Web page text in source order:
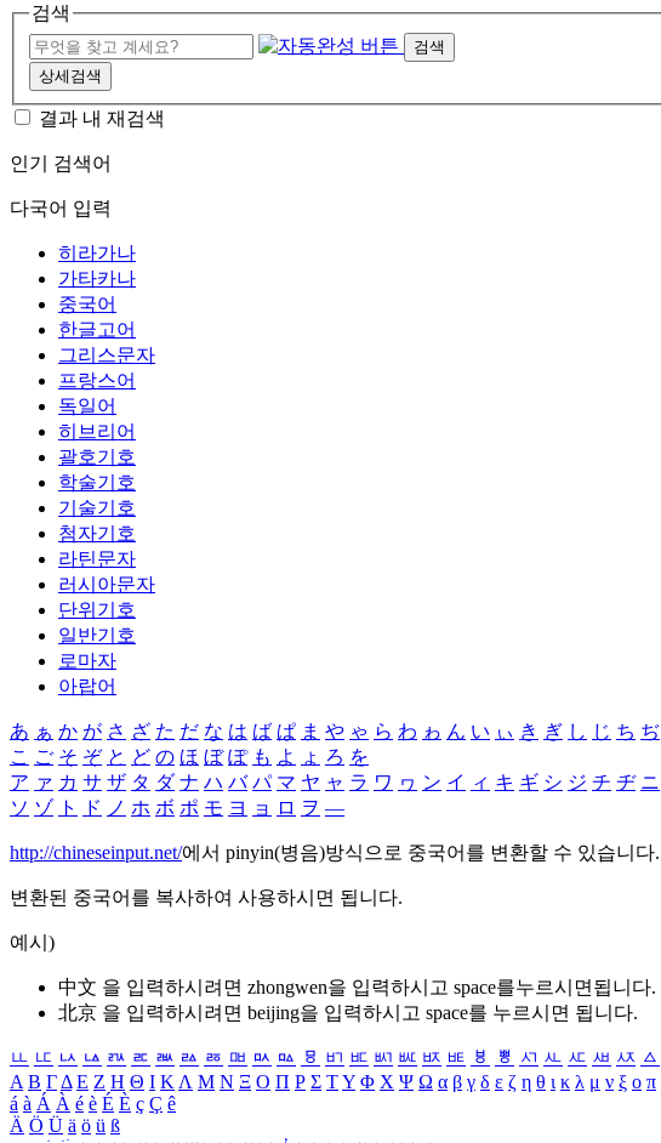
검색
검색
상세검색
결과 내 재검색
인기 검색어
다국어 입력
히라가나
가타카나
중국어
한글고어
그리스문자
프랑스어
독일어
히브리어
괄호기호
학술기호
기술기호
첨자기호
라틴문자
러시아문자
단위기호
일반기호
로마자
아랍어
あ ぁ か が さ ざ た だ な は ば ぱ ま や ゃ ら わ ゎ ん い ぃ き ぎ し じ ち ぢ
こ ご そ ぞ と ど の ほ ぼ ぽ も よ ょ ろ を
ア ァ カ サ ザ タ ダ ナ ハ バ パ マ ヤ ャ ラ ワ ヮ ン イ ィ キ ギ シ ジ チ ヂ ニ
ソ ゾ ト ド ノ ホ ボ ポ モ ヨ ョ ロ ヲ ―
http://chineseinput.net/에서 pinyin(병음)방식으로 중국어를 변환할 수 있습니다.
변환된 중국어를 복사하여 사용하시면 됩니다.
예시)
中文 을 입력하시려면 zhongwen을 입력하시고 space를누르시면됩니다.
北京 을 입력하시려면 beijing을 입력하시고 space를 누르시면 됩니다.
ㅥ ㅦ ㅧ ㅨ ㅩ ㅪ ㅫ ㅬ ㅭ ㅮ ㅯ ㅰ ㅱ ㅲ ㅳ ㅴ ㅵ ㅶ ㅷ ㅸ ㅹ ㅺ ㅻ ㅼ ㅽ ㅾ ㅿ
Α Β ΓΔ Ε Ζ Η Θ Ι ΚΛ Μ Ν Ξ Ο Π Ρ Σ ΤΥ Φ Χ Ψ Ω α β γ δ ε ζ η θ ι κ λ μ ν ξ ο π
á à Á À é è É È ç Ç ê
Ä Ö Ü ä ö ü ß